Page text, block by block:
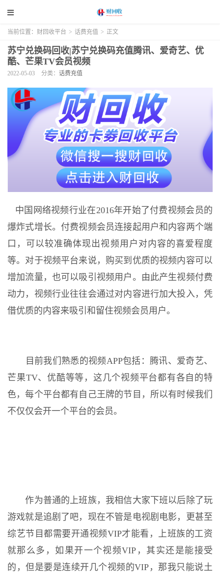
当前位置： 财回收平台 > 话费充值 > 正文
苏宁兑换码回收|苏宁兑换码充值腾讯、爱奇艺、优
酷、芒果TV会员视频
2022-05-03 分类： 话费充值
中国网络视频行业在2016年开始了付费视频会员的
爆炸式增长。付费视频会员连接起用户和内容两个端
口，可以较准确体现出视频用户对内容的喜爱程度
等。对于视频平台来说，购买到优质的视频内容可以
增加流量，也可以吸引视频用户。由此产生视频付费
动力，视频行业往往会通过对内容进行加大投入，凭
借优质的内容来吸引和留住视频会员用户。
目前我们熟悉的视频APP包括：腾讯、爱奇艺、
芒果TV、优酷等等，这几个视频平台都有各自的特
色，每个平台都有自己王牌的节目，所以有时候我们
不仅仅会开一个平台的会员。
作为普通的上班族，我相信大家下班以后除了玩
游戏就是追剧了吧，现在不管是电视剧电影，更甚至
综艺节目都需要开通视频VIP才能看，上班族的工资
就那么多，如果开一个视频VIP，其实还是能接受
的，但是要是连续开几个视频的VIP，那我只能说土